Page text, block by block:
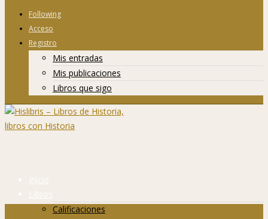
Following
Acceso
Registro
Mis entradas
Mis publicaciones
Libros que sigo
Inicio
Libros
Calificaciones